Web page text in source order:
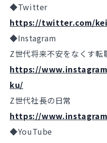
◆Twitter
https://twitter.com/
◆Instagram
Z世代将来不安をなくす転
https://
ku/
Z世代社長の日常
https://
◆YouTube